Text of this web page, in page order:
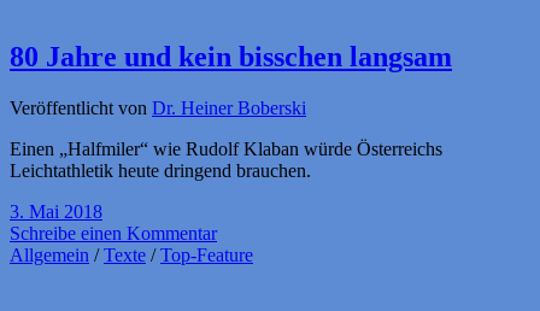
80 Jahre und kein bisschen langsam
Veröffentlicht von Dr. Heiner Boberski
Einen „Halfmiler“ wie Rudolf Klaban würde Österreichs
Leichtathletik heute dringend brauchen.
3. Mai 2018
Schreibe einen Kommentar
Allgemein /Texte /Top-Feature